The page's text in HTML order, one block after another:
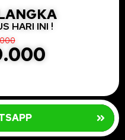
HARI INI !